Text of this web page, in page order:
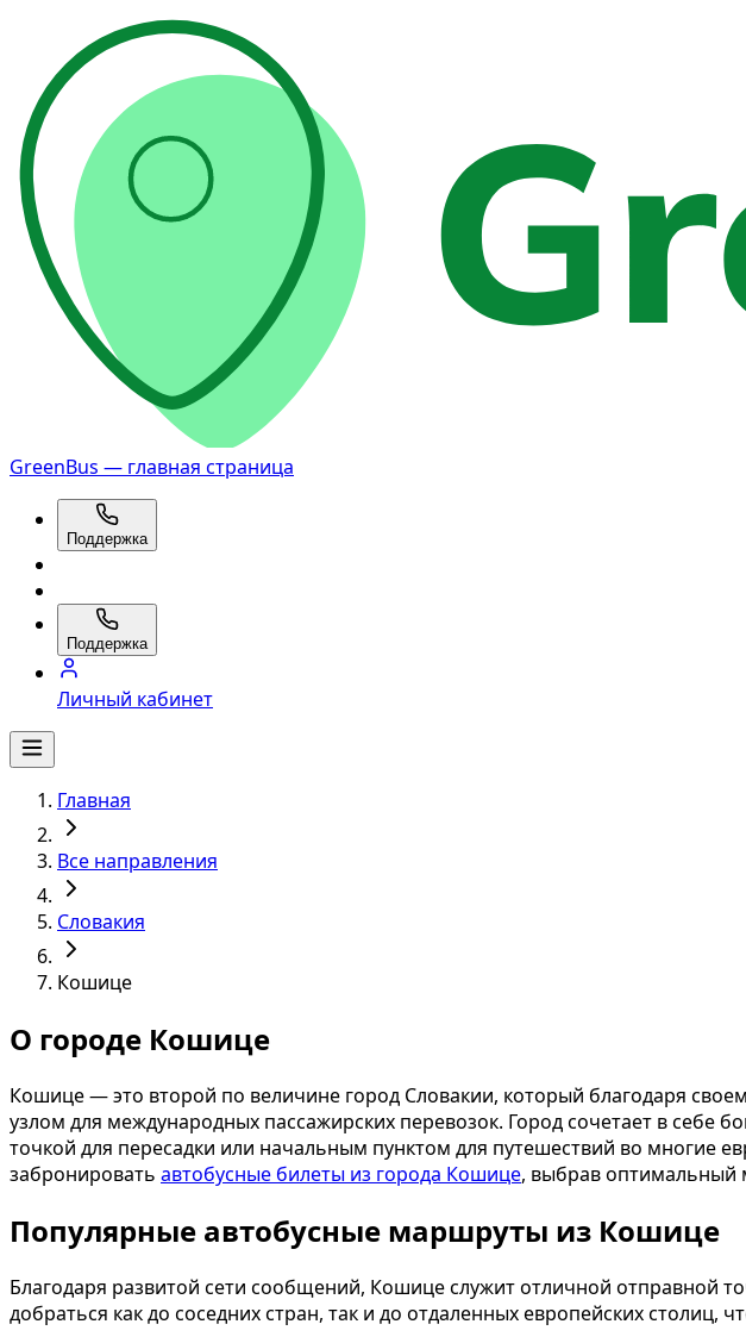
GreenBus — главная страница
Поддержка
Поддержка
Личный кабинет
Главная
Все направления
Словакия
Кошице
О городе Кошице
Кошице — это второй по величине город Словакии, который благодаря
узлом для международных пассажирских перевозок. Город сочетает в себе
точкой для пересадки или начальным пунктом для путешествий во многие
забронировать автобусные билеты из города Кошице, выбрав оптимальный
Популярные автобусные маршруты из Кошице
Благодаря развитой сети сообщений, Кошице служит отличной отправной
добраться как до соседних стран, так и до отдаленных европейских